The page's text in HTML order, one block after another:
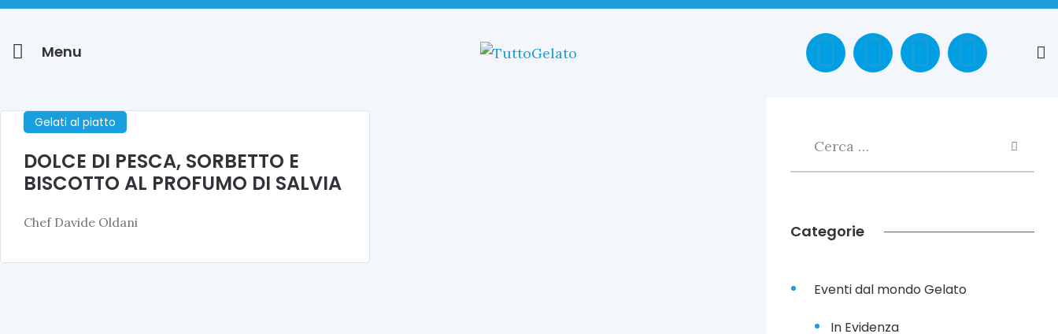
Menu
Gelati al piatto
DOLCE DI PESCA, SORBETTO E
BISCOTTO AL PROFUMO DI SALVIA
Chef Davide Oldani Categorie
Eventi dal mondo Gelato
In Evidenza